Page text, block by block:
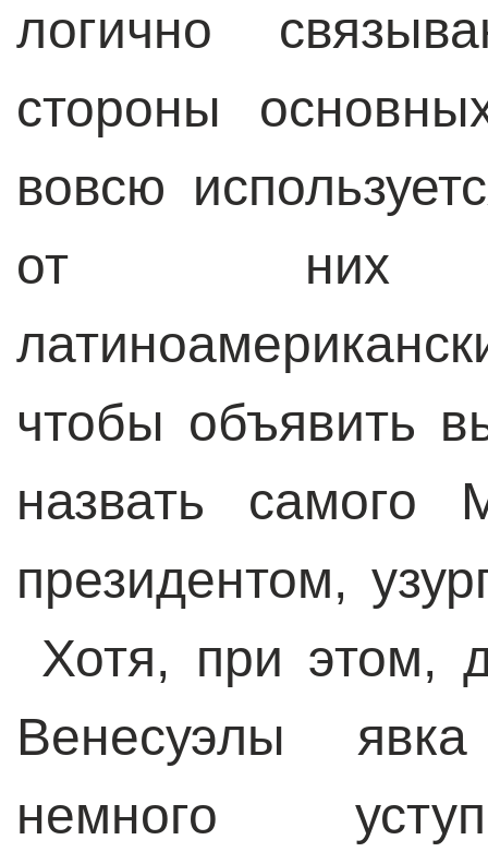
логично
стороны
вовсю
от них
чтобы объявить
назвать самого
президентом,
Хотя, при этом,
Венесуэлы
немного